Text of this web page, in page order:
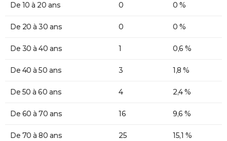
De 10 à 20 ans 0 0 %
De 20 à 30 ans 0 0 %
De 30 à 40 ans 1 0,6 %
De 40 à 50 ans 3 1,8 %
De 50 à 60 ans 4 2,4 %
De 60 à 70 ans 16 9,6 %
De 70 à 80 ans 25 15,1 %